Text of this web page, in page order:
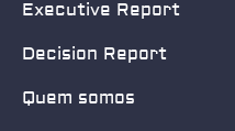
Executive Report
Decision Report
Quem somos